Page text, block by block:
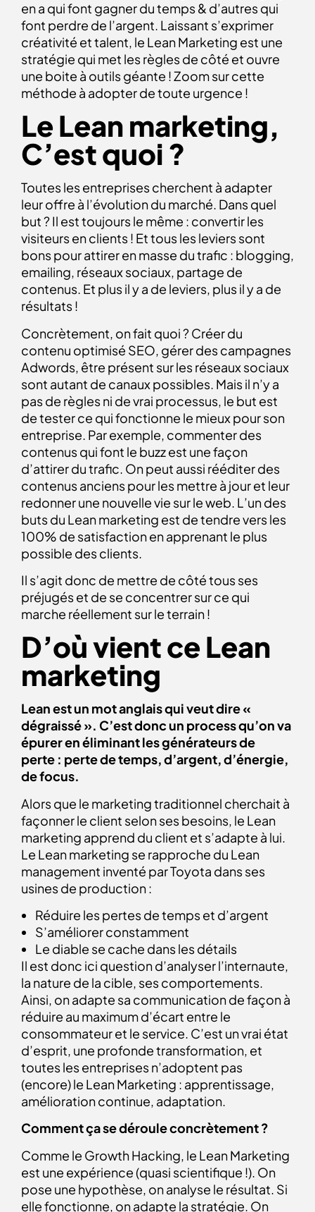
en a qui font gagner du temps & d’autres qui
font perdre de l’argent. Laissant s’exprimer
créativité et talent, le Lean Marketing est une
stratégie qui met les règles de côté et ouvre
une boite à outils géante ! Zoom sur cette
méthode à adopter de toute urgence !
Le Lean marketing,
C’est quoi ?
Toutes les entreprises cherchent à adapter
leur offre à l’évolution du marché. Dans quel
but ? Il est toujours le même : convertir les
visiteurs en clients ! Et tous les leviers sont
bons pour attirer en masse du trafic : blogging,
emailing, réseaux sociaux, partage de
contenus. Et plus il y a de leviers, plus il y a de
résultats !
Concrètement, on fait quoi ? Créer du
contenu optimisé SEO, gérer des campagnes
Adwords, être présent sur les réseaux sociaux
sont autant de canaux possibles. Mais il n’y a
pas de règles ni de vrai processus, le but est
de tester ce qui fonctionne le mieux pour son
entreprise. Par exemple, commenter des
contenus qui font le buzz est une façon
d’attirer du trafic. On peut aussi rééditer des
contenus anciens pour les mettre à jour et leur
redonner une nouvelle vie sur le web. L’un des
buts du Lean marketing est de tendre vers les
100% de satisfaction en apprenant le plus
possible des clients.
Il s’agit donc de mettre de côté tous ses
préjugés et de se concentrer sur ce qui
marche réellement sur le terrain !
D’où vient ce Lean
marketing
Lean est un mot anglais qui veut dire «
dégraissé ». C’est donc un process qu’on va
épurer en éliminant les générateurs de
perte : perte de temps, d’argent, d’énergie,
de focus.
Alors que le marketing traditionnel cherchait à
façonner le client selon ses besoins, le Lean
marketing apprend du client et s’adapte à lui.
Le Lean marketing se rapproche du Lean
management inventé par Toyota dans ses
usines de production :
Réduire les pertes de temps et d’argent
S’améliorer constamment
Le diable se cache dans les détails
Il est donc ici question d’analyser l’internaute,
la nature de la cible, ses comportements.
Ainsi, on adapte sa communication de façon à
réduire au maximum d’écart entre le
consommateur et le service. C’est un vrai état
d’esprit, une profonde transformation, et
toutes les entreprises n’adoptent pas
(encore) le Lean Marketing : apprentissage,
amélioration continue, adaptation.
Comment ça se déroule concrètement ?
Comme le Growth Hacking, le Lean Marketing
est une expérience (quasi scientifique !). On
pose une hypothèse, on analyse le résultat. Si
elle fonctionne, on adapte la stratégie. On